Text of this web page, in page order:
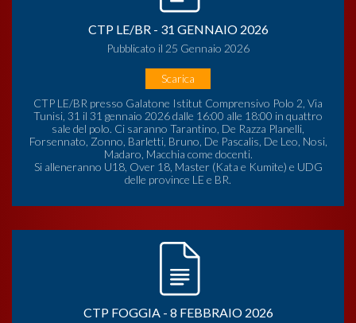
CTP LE/BR - 31 GENNAIO 2026
Pubblicato il 25 Gennaio 2026
Scarica
CTP LE/BR presso Galatone Istitut Comprensivo Polo 2, Via
Tunisi, 31 il 31 gennaio 2026 dalle 16:00 alle 18:00 in quattro
sale del polo. Ci saranno Tarantino, De Razza Planelli,
Forsennato, Zonno, Barletti, Bruno, De Pascalis, De Leo, Nosi,
Madaro, Macchia come docenti.
Si alleneranno U18, Over 18, Master (Kata e Kumite) e UDG
delle province LE e BR.
CTP FOGGIA - 8 FEBBRAIO 2026